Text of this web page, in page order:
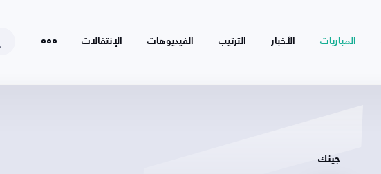
المباريات الأخبار الترتيب الفيديوهات الإنتقالات
جينك